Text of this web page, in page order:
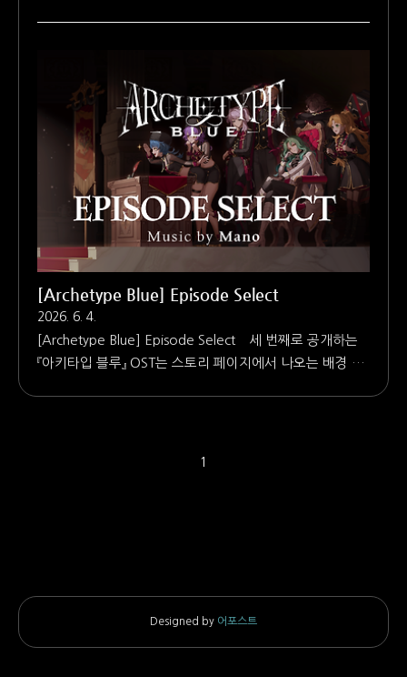
Retro Loop 〈레트로 루프〉는 스토리 도입부의 라디오에
Blue] Retro 〈레트로〉는 1막 임무의 본격적인 시작을 알
리는 기타 연주곡입니다. 〈레트로 루프〉의 답답한 현실에서
신나는 모험으로 넘어가는 것 같은 연출과 함께 나오는 곡
인데, 개인적으로는 작업하면서 힘들었던 곡을 뽑아 보라면
세 손가락 안에는 드는 곡이라 시네마틱에서 〈레트로〉가 흘
러나올 때 새삼 감회가 새로웠습니다..
[Archetype Blue] Episode Select
2026. 6. 4.
[Archetype Blue] Episode Select 세 번째로 공개하는
『아키타입 블루』 OST는 스토리 페이지에서 나오는 배경 음
을 보조하거나 감정을 지시하는 곡이 아니기 때문에, 플레
1
Designed by 어포스트